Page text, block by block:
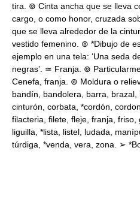
tira. ⊚ Cinta ancha que se lleva
cargo, o como honor, cruzada
que se lleva alrededor de la
vestido femenino. ⊚ *Dibujo de
ejemplo en una tela: ‘Una seda
negras’. ≃ Franja. ⊚
Cenefa, franja. ⊚ Moldura o
bandín, bandolera, barra, brazal,
cinturón, corbata, *cordón,
filacteria, filete, fleje, franja, friso,
liguilla, *lista, listel, ludada,
túrdiga, *venda, vera, zona. ➢